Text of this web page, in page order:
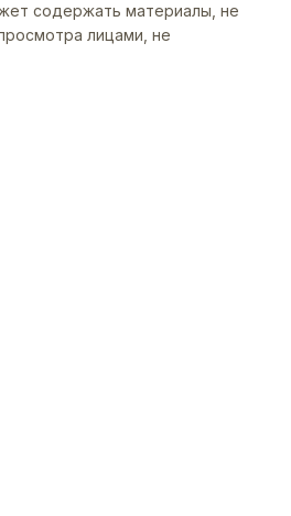
содержать материалы, не
лицами, не